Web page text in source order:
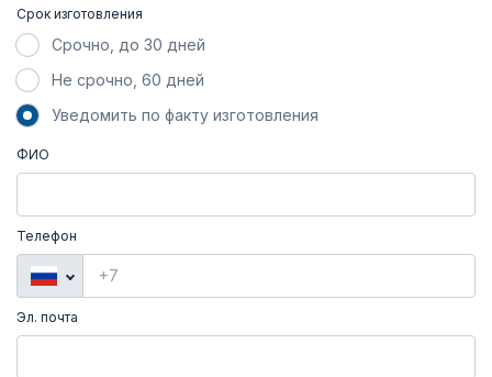
Срок изготовления
Срочно, до 30 дней
Не срочно, 60 дней
Уведомить по факту изготовления
ФИО
Телефон
Эл. почта